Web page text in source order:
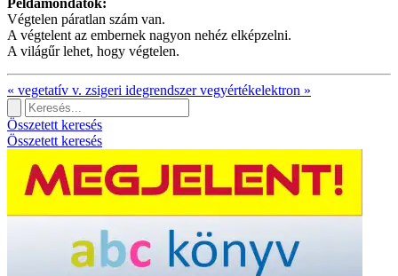
Végtelen páratlan szám van.
A végtelent az embernek nagyon nehéz elképzelni.
A világűr lehet, hogy végtelen.
« vegetatív v. zsigeri idegrendszer vegyértékelektron »
Összetett keresés
Összetett keresés